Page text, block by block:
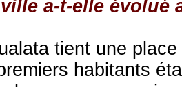
a-t-elle évolué
tient une
habitants